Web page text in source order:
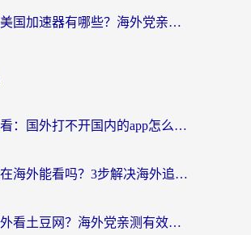
火影忍者美国加速器有哪些？海外党亲测的国服游戏加速全攻略（含菲律宾玩三国之刃守望黎明技巧）
海外党必看：国外打不开国内的app怎么办？3步解决你的乡愁
优酷会员在海外能看吗？3步解决海外追剧难题，附实测好用加速器推荐
如何在国外看土豆网？海外党亲测有效的追剧加速器选择指南